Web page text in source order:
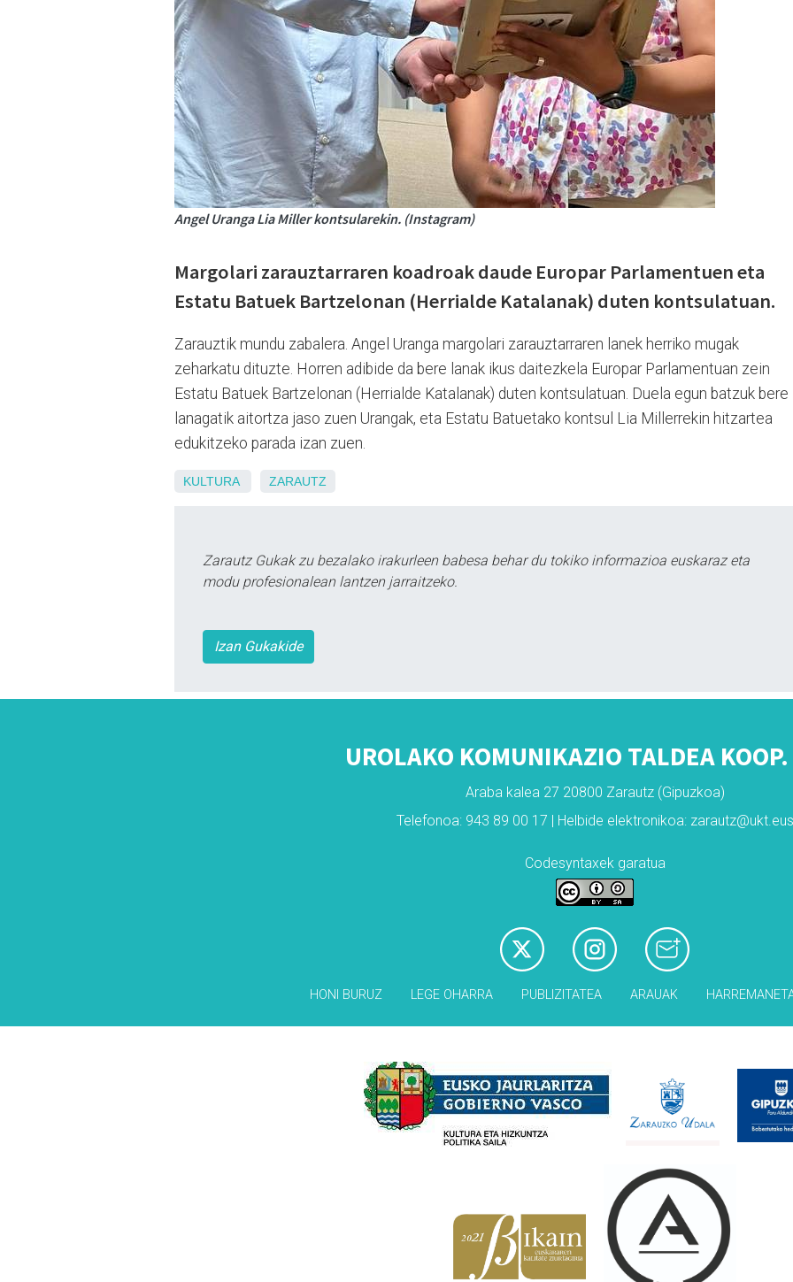
Angel Uranga Lia Miller kontsularekin. (Instagram)
Margolari zarauztarraren koadroak daude Europar Parlamentuen eta
Estatu Batuek Bartzelonan (Herrialde Katalanak) duten kontsulatuan.
Zarauztik mundu zabalera. Angel Uranga margolari zarauztarraren lanek herriko mugak
zeharkatu dituzte. Horren adibide da bere lanak ikus daitezkela Europar Parlamentuan zein
Estatu Batuek Bartzelonan (Herrialde Katalanak) duten kontsulatuan. Duela egun batzuk bere
lanagatik aitortza jaso zuen Urangak, eta Estatu Batuetako kontsul Lia Millerrekin hitzartea
edukitzeko parada izan zuen.
KULTURA ZARAUTZ
Zarautz Gukak zu bezalako irakurleen babesa behar du tokiko informazioa euskaraz eta
modu profesionalean lantzen jarraitzeko.
Izan Gukakide
UROLAKO KOMUNIKAZIO TALDEA
Araba kalea 27 20800 Zarautz (Gipuzkoa)
Telefonoa: 943 89 00 17 | Helbide elektronikoa: zarautz@ukt.eus
Codesyntaxek garatua
HONI BURUZ LEGE OHARRA PUBLIZITATEA ARAUAK